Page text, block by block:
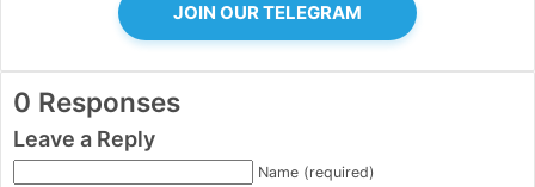
JOIN OUR TELEGRAM
0 Responses
Leave a Reply
Name (required)